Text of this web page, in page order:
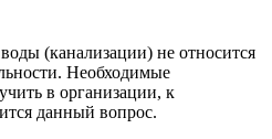
(канализации) не относится
Необходимые
в организации, к
данный вопрос.